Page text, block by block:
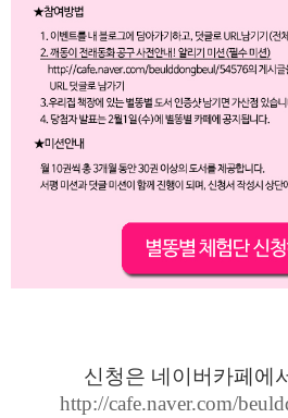
신청은 네이버카페에
http://cafe.naver.com/